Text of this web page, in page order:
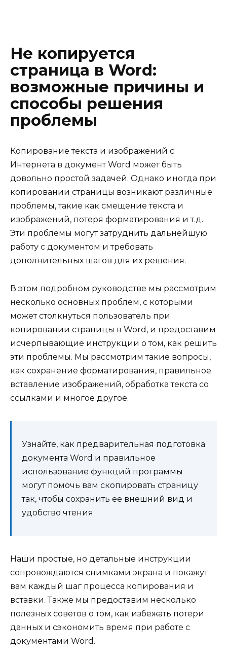
Не копируется
страница в Word:
возможные причины и
способы решения
проблемы
Копирование текста и изображений с
Интернета в документ Word может быть
довольно простой задачей. Однако иногда при
копировании страницы возникают различные
проблемы, такие как смещение текста и
изображений, потеря форматирования и т.д.
Эти проблемы могут затруднить дальнейшую
работу с документом и требовать
дополнительных шагов для их решения.
В этом подробном руководстве мы рассмотрим
несколько основных проблем, с которыми
может столкнуться пользователь при
копировании страницы в Word, и предоставим
исчерпывающие инструкции о том, как решить
эти проблемы. Мы рассмотрим такие вопросы,
как сохранение форматирования, правильное
вставление изображений, обработка текста со
ссылками и многое другое.
Узнайте, как предварительная подготовка
документа Word и правильное
использование функций программы
могут помочь вам скопировать страницу
так, чтобы сохранить ее внешний вид и
удобство чтения
Наши простые, но детальные инструкции
сопровождаются снимками экрана и покажут
вам каждый шаг процесса копирования и
вставки. Также мы предоставим несколько
полезных советов о том, как избежать потери
данных и сэкономить время при работе с
документами Word.